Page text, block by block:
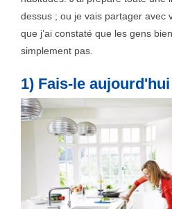
dessus ; ou je vais partager avec
que j’ai constaté que les gens
simplement pas.
1) Fais-le